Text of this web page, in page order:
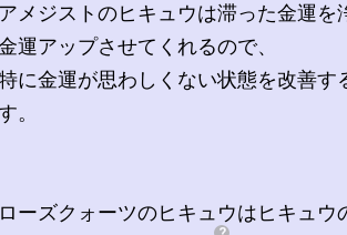
アメジストのヒキュウは滞った金運を
運アップさせてくれるので、
に金運が思わしくない状態を改善す
。
ローズクォーツのヒキュウはヒキュウ